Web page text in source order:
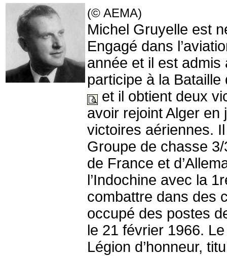
(© AEMA)
Michel Gruyelle est
Engagé dans
année et il est admis
participe à la
et il obtient deux
avoir rejoint Alger
victoires aériennes.
Groupe de chasse 3/
de France et
l’Indochine avec la
combattre dans des
occupé des postes
le 21 février 1966.
Légion d’honneur,